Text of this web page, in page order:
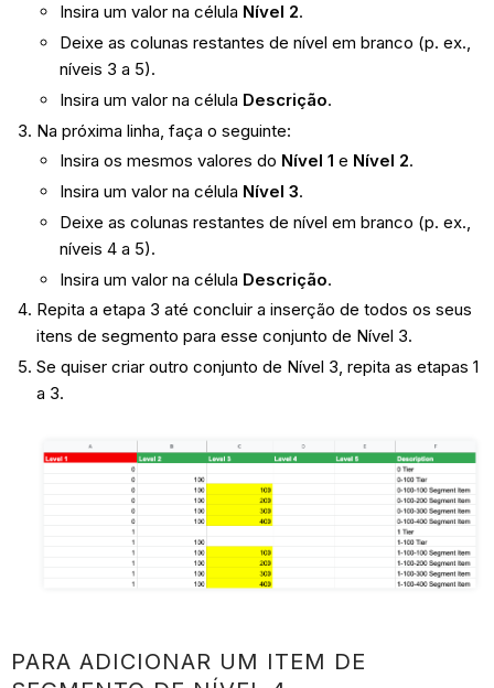
Insira um valor na célula Nível 2.
Deixe as colunas restantes de nível em branco (p. ex.,
níveis 3 a 5).
Insira um valor na célula Descrição.
Na próxima linha, faça o seguinte:
Insira os mesmos valores do Nível 1 e Nível 2.
Insira um valor na célula Nível 3.
Deixe as colunas restantes de nível em branco (p. ex.,
níveis 4 a 5).
Insira um valor na célula Descrição.
Repita a etapa 3 até concluir a inserção de todos os seus
itens de segmento para esse conjunto de Nível 3.
Se quiser criar outro conjunto de Nível 3, repita as etapas 1
a 3.
PARA ADICIONAR UM ITEM DE